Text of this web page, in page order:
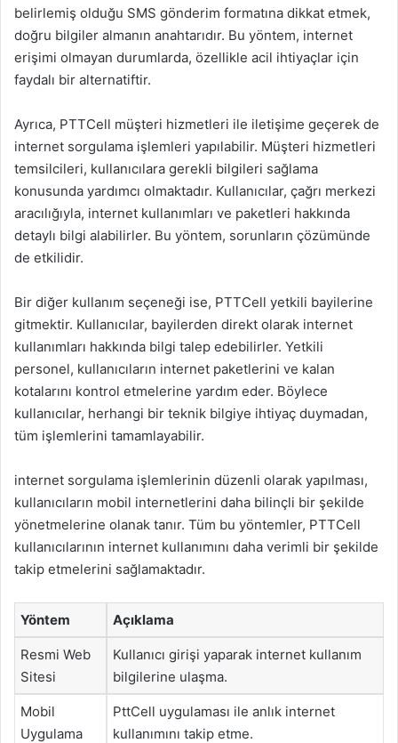
belirlemiş olduğu SMS gönderim formatına dikkat etmek,
doğru bilgiler almanın anahtarıdır. Bu yöntem, internet
erişimi olmayan durumlarda, özellikle acil ihtiyaçlar için
faydalı bir alternatiftir.
Ayrıca, PTTCell müşteri hizmetleri ile iletişime geçerek de
internet sorgulama işlemleri yapılabilir. Müşteri hizmetleri
temsilcileri, kullanıcılara gerekli bilgileri sağlama
konusunda yardımcı olmaktadır. Kullanıcılar, çağrı merkezi
aracılığıyla, internet kullanımları ve paketleri hakkında
detaylı bilgi alabilirler. Bu yöntem, sorunların çözümünde
de etkilidir.
Bir diğer kullanım seçeneği ise, PTTCell yetkili bayilerine
gitmektir. Kullanıcılar, bayilerden direkt olarak internet
kullanımları hakkında bilgi talep edebilirler. Yetkili
personel, kullanıcıların internet paketlerini ve kalan
kotalarını kontrol etmelerine yardım eder. Böylece
kullanıcılar, herhangi bir teknik bilgiye ihtiyaç duymadan,
tüm işlemlerini tamamlayabilir.
internet sorgulama işlemlerinin düzenli olarak yapılması,
kullanıcıların mobil internetlerini daha bilinçli bir şekilde
yönetmelerine olanak tanır. Tüm bu yöntemler, PTTCell
kullanıcılarının internet kullanımını daha verimli bir şekilde
takip etmelerini sağlamaktadır.
Yöntem Açıklama
Resmi Web
Sitesi
Kullanıcı girişi yaparak internet kullanım
bilgilerine ulaşma.
Mobil
Uygulama
PttCell uygulaması ile anlık internet
kullanımını takip etme.